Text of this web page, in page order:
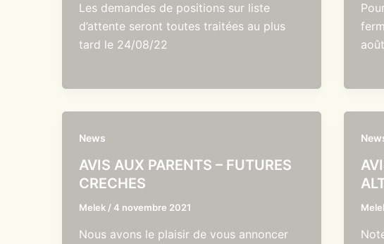
Les demandes de positions sur liste
d’attente seront toutes traitées au plus
tard le 24/08/22
News
AVIS AUX PARENTS – FUTURES
CRECHES
Melek /4 novembre 2021
Nous avons le plaisir de vous annoncer